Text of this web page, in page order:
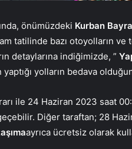
önümüzdeki Kurban
tatilinde bazı otoyolların ve
detaylarına indiğimizde, ”
yolların bedava
ile 24 Haziran 2023 saat
Diğer taraftan; 28
ayrıca ücretsiz olarak